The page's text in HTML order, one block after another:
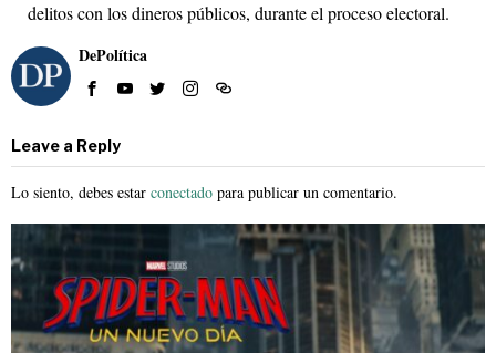
delitos con los dineros públicos, durante el proceso electoral.
DePolítica
Leave a Reply
Lo siento, debes estar conectado para publicar un comentario.